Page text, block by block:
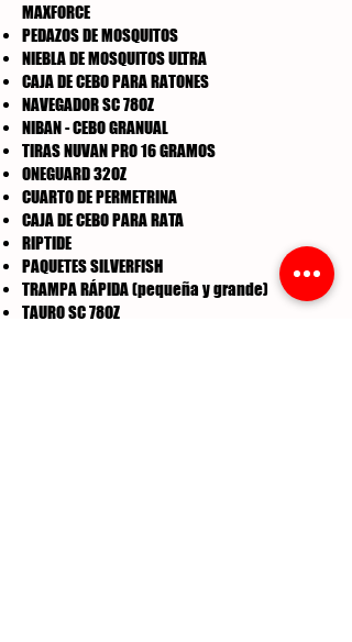
MAXFORCE
PEDAZOS DE MOSQUITOS
NIEBLA DE MOSQUITOS ULTRA
CAJA DE CEBO PARA RATONES
NAVEGADOR SC 78OZ
NIBAN - CEBO GRANUAL
TIRAS NUVAN PRO 16 GRAMOS
ONEGUARD 32OZ
CUARTO DE PERMETRINA
CAJA DE CEBO PARA RATA
RIPTIDE
PAQUETES SILVERFISH
TRAMPA RÁPIDA (pequeña y grande)
TAURO SC 78OZ